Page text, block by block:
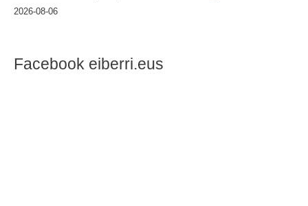
2026-08-06
Facebook eiberri.eus